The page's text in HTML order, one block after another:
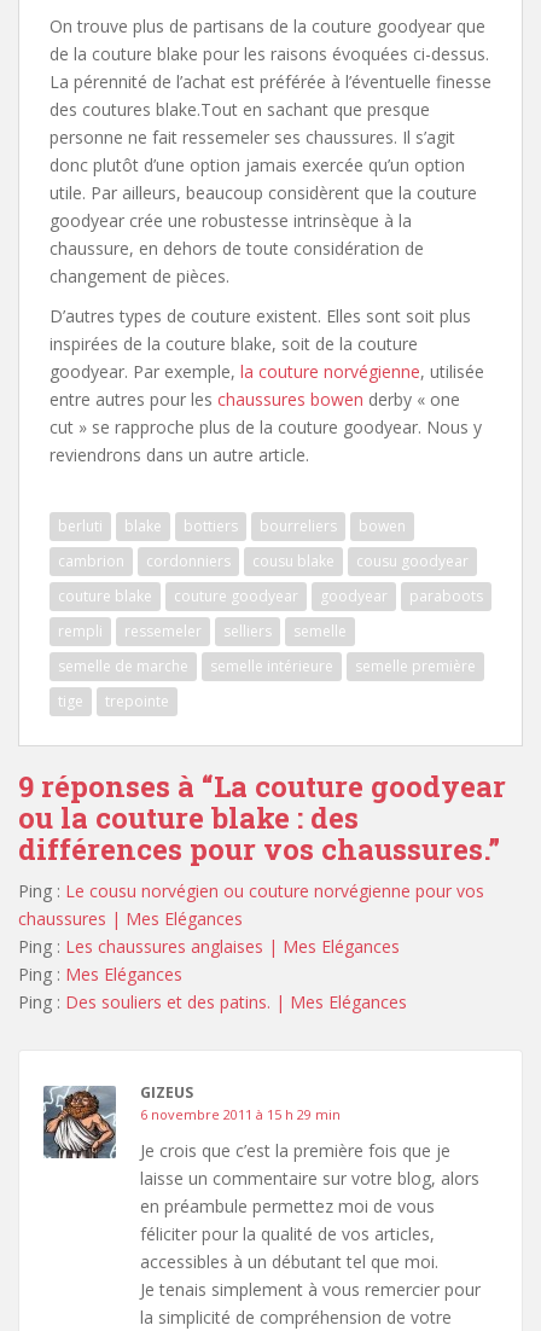
On trouve plus de partisans de la couture goodyear que
de la couture blake pour les raisons évoquées ci-dessus.
La pérennité de l’achat est préférée à l’éventuelle finesse
des coutures blake.Tout en sachant que presque
personne ne fait ressemeler ses chaussures. Il s’agit
donc plutôt d’une option jamais exercée qu’un option
utile. Par ailleurs, beaucoup considèrent que la couture
goodyear crée une robustesse intrinsèque à la
chaussure, en dehors de toute considération de
changement de pièces.
D’autres types de couture existent. Elles sont soit plus
inspirées de la couture blake, soit de la couture
goodyear. Par exemple, la couture norvégienne, utilisée
entre autres pour les chaussures bowen derby « one
cut » se rapproche plus de la couture goodyear. Nous y
reviendrons dans un autre article.
berluti blake bottiers bourreliers
bowen
cambrion
cordonniers cousu blake
cousu goodyear
couture blake
couture goodyear goodyear
paraboots
rempli
ressemeler selliers
semelle
semelle de marche
semelle intérieure
semelle première
tige
trepointe
9 réponses à “La couture goodyear
ou la couture blake : des
différences pour vos chaussures.”
Ping : Le cousu norvégien ou couture norvégienne pour vos
chaussures | Mes Elégances
Ping : Les chaussures anglaises | Mes Elégances
Ping : Mes Elégances
Ping : Des souliers et des patins. | Mes Elégances
GIZEUS
6 novembre 2011 à 15 h 29 min
Je crois que c’est la première fois que je
laisse un commentaire sur votre blog, alors
en préambule permettez moi de vous
féliciter pour la qualité de vos articles,
accessibles à un débutant tel que moi.
Je tenais simplement à vous remercier pour
la simplicité de compréhension de votre